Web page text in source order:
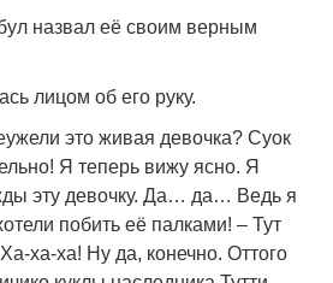
назвал её своим верным
лицом об его руку.
это живая девочка? Суок
Я теперь вижу ясно. Я
эту девочку. Да… да… Ведь я
побить её палками! – Тут
ха-ха! Ну да, конечно. Оттого